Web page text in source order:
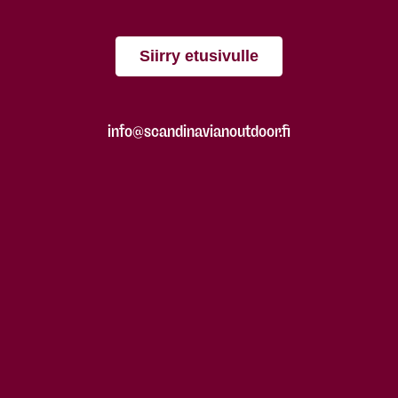
Siirry etusivulle
info@scandinavianoutdoor.fi